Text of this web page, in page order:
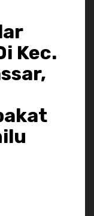
Kec.